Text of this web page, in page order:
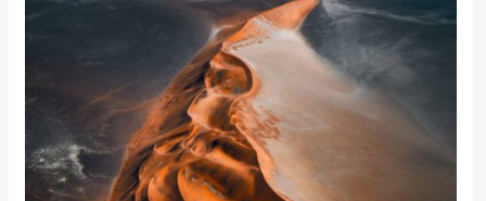
Kolumne
Lifestyle
Beauty
Fashion